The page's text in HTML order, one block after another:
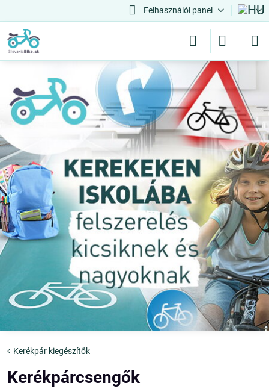
Felhasználói panel
Kerékpár kiegészítők
Kerékpárcsengők